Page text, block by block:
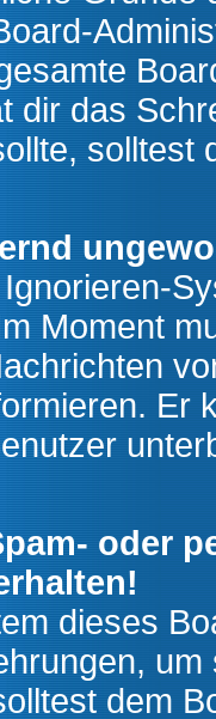
dir das
solltest
Moment
Er
oder
dieses
dem